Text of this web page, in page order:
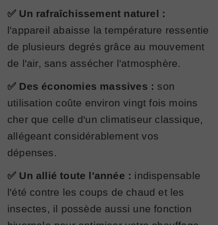
✅ Un rafraîchissement naturel :
l'appareil abaisse la température ressentie
de plusieurs degrés grâce au mouvement
de l'air, sans assécher l'atmosphère.
✅ Des économies massives : son
utilisation coûte environ vingt fois moins
cher que celle d'un climatiseur classique,
allégeant considérablement vos
dépenses.
✅ Un allié toute l'année : indispensable
l'été contre les coups de chaud et les
insectes, il possède aussi une fonction